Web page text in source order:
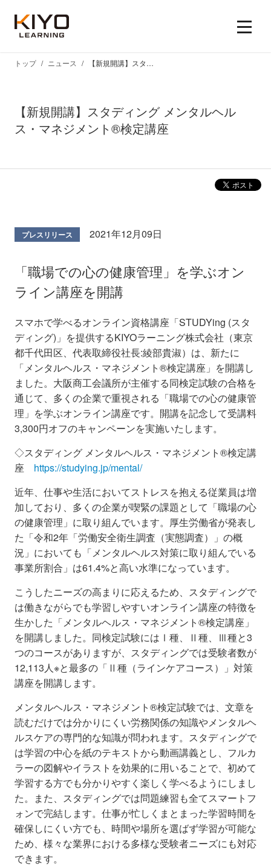
【新規開講】スタディング メンタルヘル
ス・マネジメント®検定講座
トップ ニュース 【新規開講】スタディング メンタルヘルス・マネジメント®検定講座
プレスリリース 2021年12月09日
「職場での心の健康管理」を学ぶオン
ライン講座を開講
スマホで学べるオンライン資格講座「STUDYing (スタ
ディング)」を提供するKIYOラーニング株式会社（東京
都千代田区、代表取締役社長:綾部貴淑）は、新たに
「メンタルヘルス・マネジメント®検定講座」を開講し
ました。大阪商工会議所が主催する同検定試験の合格を
通じて、多くの企業で重視される「職場での心の健康管
理」を学ぶオンライン講座です。開講を記念して受講料
3,300円オフのキャンペーンを実施いたします。
◇スタディング メンタルヘルス・マネジメント®検定講
座 https://studying.jp/mental/
近年、仕事や生活においてストレスを抱える従業員は増
加しており、多くの企業が喫緊の課題として「職場の心
の健康管理」に取り組んでいます。厚生労働省が発表し
た「令和2年「労働安全衛生調査（実態調査）」の概
況」においても「メンタルヘルス対策に取り組んでいる
事業所割合」は61.4%と高い水準になっています。
こうしたニーズの高まりに応えるため、スタディングで
は働きながらでも学習しやすいオンライン講座の特徴を
生かした「メンタルヘルス・マネジメント®検定講座」
を開講しました。同検定試験にはⅠ種、Ⅱ種、Ⅲ種と3
つのコースがありますが、スタディングでは受験者数が
12,113人※と最多の「Ⅱ種（ラインケアコース）」対策
講座を開講します。
メンタルヘルス・マネジメント®検定試験では、文章を
読むだけでは分かりにくい労務関係の知識やメンタルヘ
ルスケアの専門的な知識が問われます。スタディングで
は学習の中心を紙のテキストから動画講義とし、フルカ
ラーの図解やイラストを効果的に用いることで、初めて
学習する方でも分かりやすく楽しく学べるようにしまし
た。また、スタディングでは問題練習も全てスマートフ
ォンで完結します。仕事が忙しくまとまった学習時間を
確保しにくい方でも、時間や場所を選ばず学習が可能な
ため、様々な業界における多様な受験者ニーズにも対応
できます。